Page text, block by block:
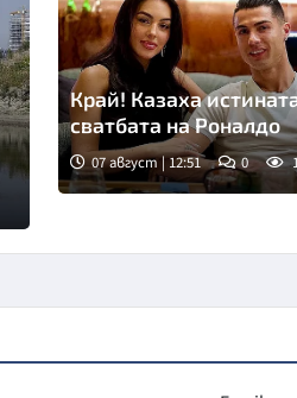
Край! Казаха
сватбата на Роналдо
07 август | 12:51 0